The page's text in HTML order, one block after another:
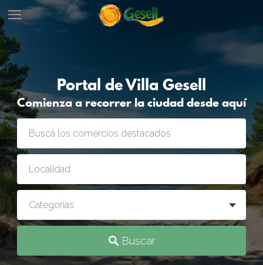
Portal de Villa Gesell
Comienza a recorrer la ciudad desde aquí
Buscar